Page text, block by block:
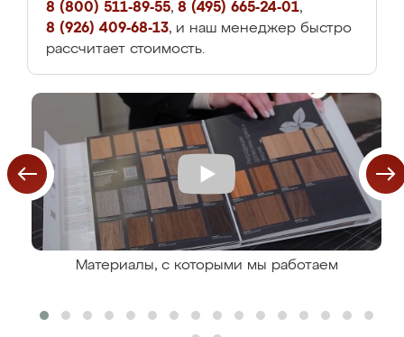
8 (800) 511-89-55, 8 (495) 665-24-01,
8 (926) 409-68-13, и наш менеджер быстро
рассчитает стоимость.
Материалы, с которыми мы работаем